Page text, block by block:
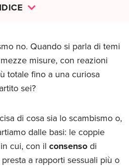
no. Quando si parla di temi
misure, con reazioni
totale fino a una curiosa
sei?
di cosa sia lo scambismo o,
dalle basi: le coppie
cui, con il consenso di
a rapporti sessuali più o